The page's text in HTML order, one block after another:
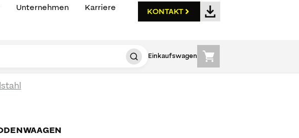
Unternehmen Karriere KONTAKT
Einkaufswagen